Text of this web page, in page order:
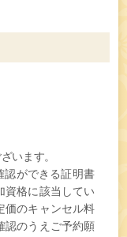
います。
認ができる証明書
資格に該当してい
価のキャンセル料
認のうえご予約願